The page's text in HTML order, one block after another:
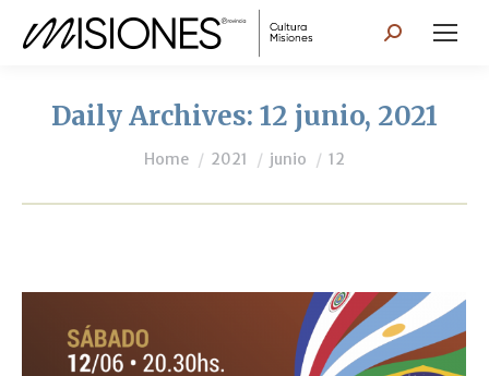
Search:
Daily Archives: 12 junio, 2021
You are here:
Home 2021 junio 12